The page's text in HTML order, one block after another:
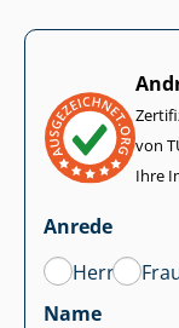
von
Ihre
Anrede
Herr
Name